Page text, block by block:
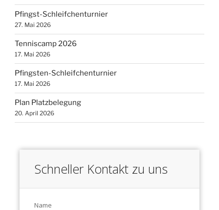
Pfingst-Schleifchenturnier
27. Mai 2026
Tenniscamp 2026
17. Mai 2026
Pfingsten-Schleifchenturnier
17. Mai 2026
Plan Platzbelegung
20. April 2026
Schneller Kontakt zu uns
Name